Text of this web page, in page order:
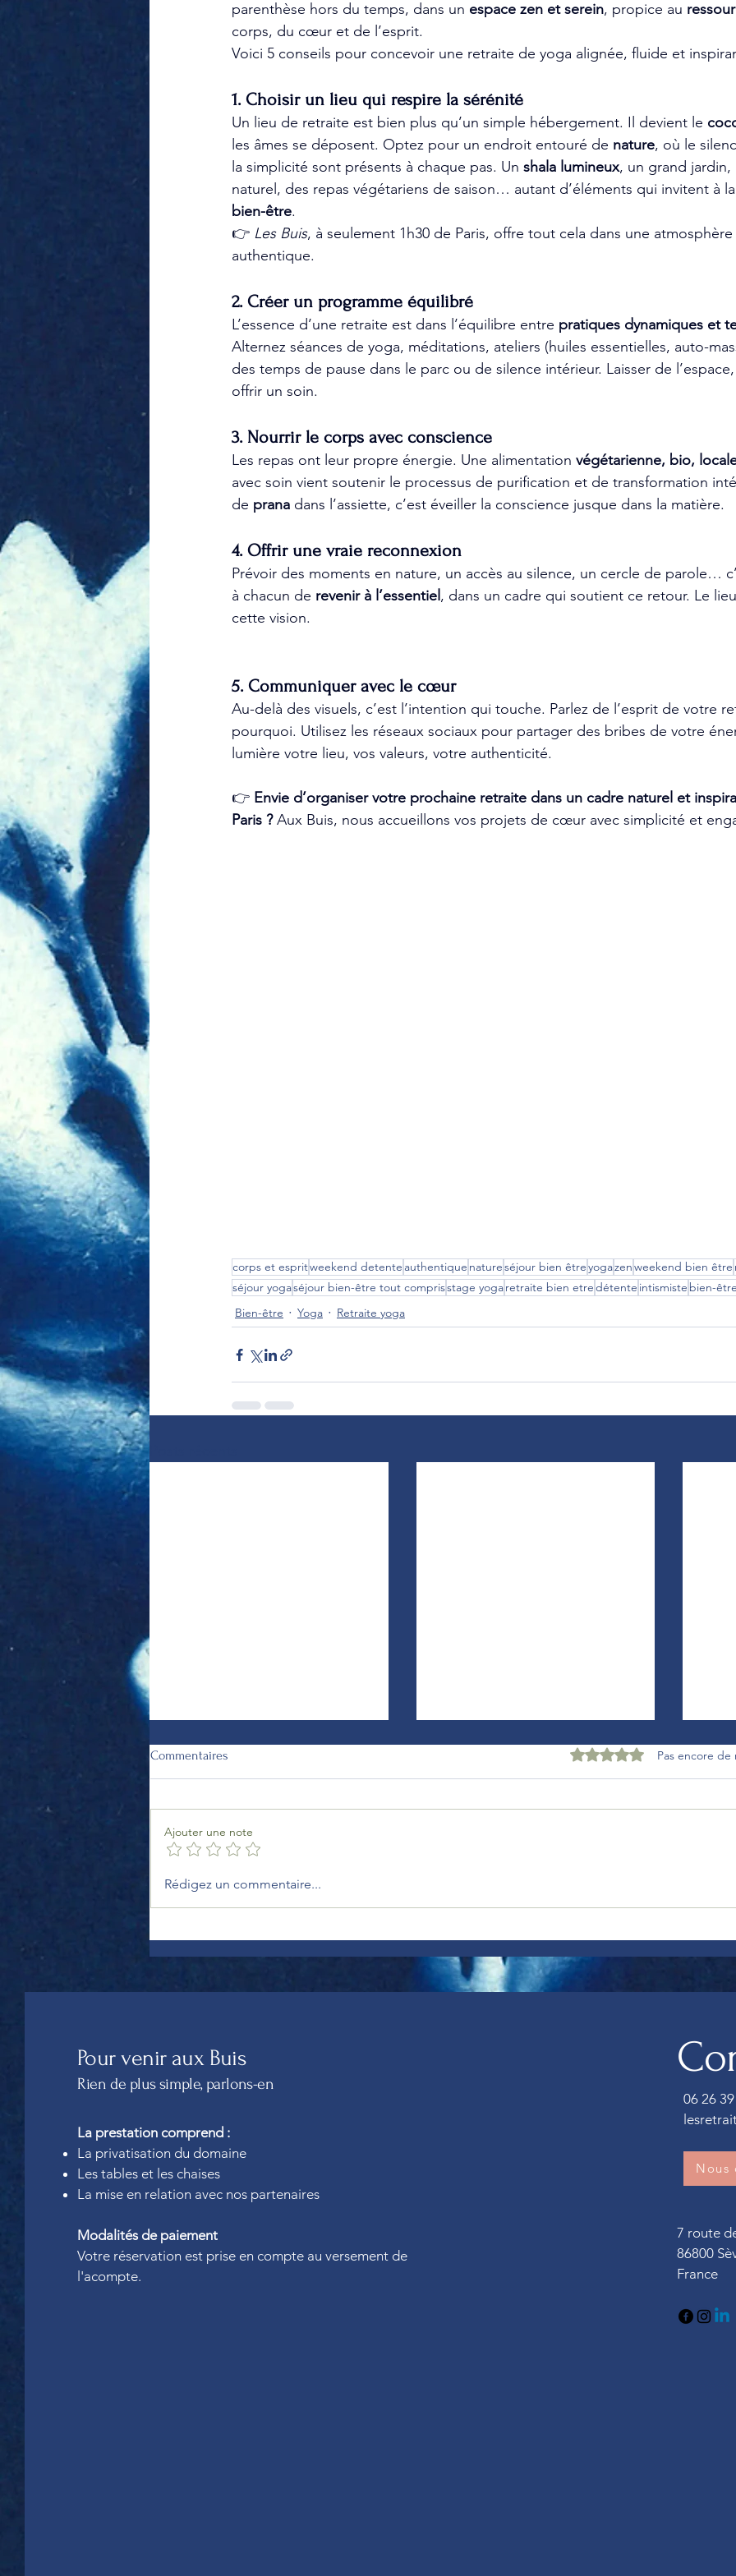
parenthèse hors du temps, dans un espace zen et serein, propice au
corps, du cœur et de l’esprit.
Voici 5 conseils pour concevoir une retraite de yoga alignée, fluide et
1. Choisir un lieu qui respire la sérénité
Un lieu de retraite est bien plus qu’un simple hébergement. Il devient le
les âmes se déposent. Optez pour un endroit entouré de nature, où le
la simplicité sont présents à chaque pas. Un shala lumineux, un grand
naturel, des repas végétariens de saison… autant d’éléments qui invitent à
bien-être.
👉 Les Buis, à seulement 1h30 de Paris, offre tout cela dans une
authentique.
2. Créer un programme équilibré
L’essence d’une retraite est dans l’équilibre entre pratiques dynamiques et
Alternez séances de yoga, méditations, ateliers (huiles essentielles, auto-
des temps de pause dans le parc ou de silence intérieur. Laisser de
offrir un soin.
3. Nourrir le corps avec conscience
Les repas ont leur propre énergie. Une alimentation végétarienne, bio,
avec soin vient soutenir le processus de purification et de transformation
de prana dans l’assiette, c’est éveiller la conscience jusque dans la matière.
4. Offrir une vraie reconnexion
Prévoir des moments en nature, un accès au silence, un cercle de parole…
à chacun de revenir à l’essentiel , dans un cadre qui soutient ce retour. Le
cette vision.
5. Communiquer avec le cœur
Au-delà des visuels, c’est l’intention qui touche. Parlez de l’esprit de votre
pourquoi. Utilisez les réseaux sociaux pour partager des bribes de votre
lumière votre lieu, vos valeurs, votre authenticité.
👉 Envie d’organiser votre prochaine retraite dans un cadre naturel et
Paris ? Aux Buis, nous accueillons vos projets de cœur avec simplicité et
corps et espritweekend detente authentique natureséjour bien êtreyogazenweekend bien être
séjour yogaséjour bien-être tout comprisstage yogaretraite bien etredétente intismiste bien-
Bien-être
Yoga Retraite yoga
Lieu formation nature Poitiers :
organiser une formation au vert
(coachs & écoles)
l’essentiel
Commentaires Noté 0 étoile sur 5.Pas encore de
Ajouter une note
Rédigez un commentaire...
Pour venir aux Buis
Rien de plus simple, parlons-en
La prestation comprend :
La privatisation du domaine
Les tables et les chaises
La mise en relation avec nos partenaires
Modalités de paiement
Votre réservation est prise en compte au versement de
l'acompte.
06 26
Nous
7 route
86800
France